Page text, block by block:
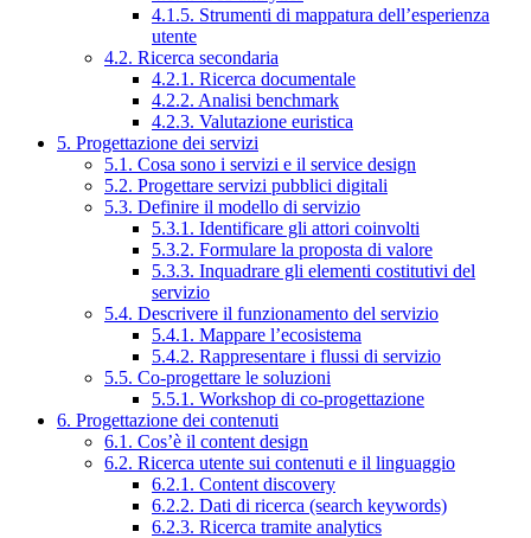
4.1.5. Strumenti di mappatura dell’esperienza
utente
4.2. Ricerca secondaria
4.2.1. Ricerca documentale
4.2.2. Analisi benchmark
4.2.3. Valutazione euristica
5. Progettazione dei servizi
5.1. Cosa sono i servizi e il service design
5.2. Progettare servizi pubblici digitali
5.3. Definire il modello di servizio
5.3.1. Identificare gli attori coinvolti
5.3.2. Formulare la proposta di valore
5.3.3. Inquadrare gli elementi costitutivi del
servizio
5.4. Descrivere il funzionamento del servizio
5.4.1. Mappare l’ecosistema
5.4.2. Rappresentare i flussi di servizio
5.5. Co-progettare le soluzioni
5.5.1. Workshop di co-progettazione
6. Progettazione dei contenuti
6.1. Cos’è il content design
6.2. Ricerca utente sui contenuti e il linguaggio
6.2.1. Content discovery
6.2.2. Dati di ricerca (search keywords)
6.2.3. Ricerca tramite analytics